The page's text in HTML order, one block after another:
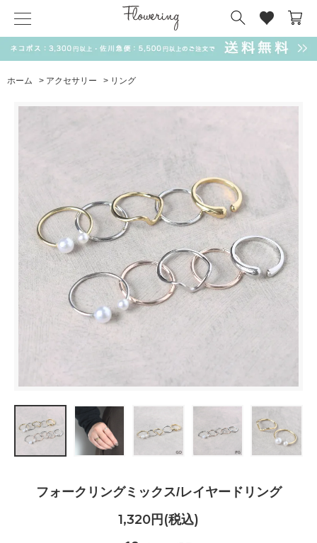
ホーム > アクセサリー > リング
フォークリングミックス/レイヤードリング
1,320円(税込)
気化冷却スカーフ matsui サンリオ キーポーチ
MAGUFIT チャーム
SALE